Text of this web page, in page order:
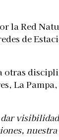
la Red
de
La